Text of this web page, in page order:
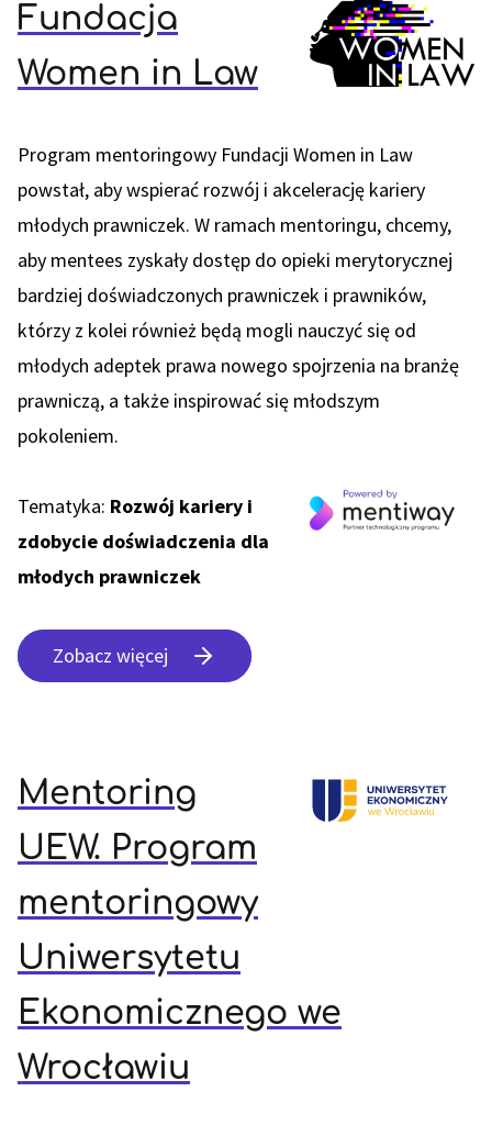
Fundacja
Women in Law
Program mentoringowy Fundacji Women in Law
powstał, aby wspierać rozwój i akcelerację kariery
młodych prawniczek. W ramach mentoringu, chcemy,
aby mentees zyskały dostęp do opieki merytorycznej
bardziej doświadczonych prawniczek i prawników,
którzy z kolei również będą mogli nauczyć się od
młodych adeptek prawa nowego spojrzenia na branżę
prawniczą, a także inspirować się młodszym
pokoleniem.
Tematyka: Rozwój kariery i
zdobycie doświadczenia dla
młodych prawniczek
Zobacz więcej
Mentoring
UEW. Program
mentoringowy
Uniwersytetu
Ekonomicznego we
Wrocławiu